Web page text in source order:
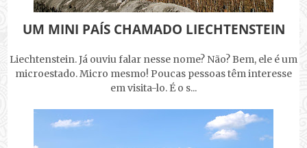
UM MINI PAÍS CHAMADO LIECHTENSTEIN
Liechtenstein. Já ouviu falar nesse nome? Não? Bem, ele é um
microestado. Micro mesmo! Poucas pessoas têm interesse
em visita-lo. É o s...